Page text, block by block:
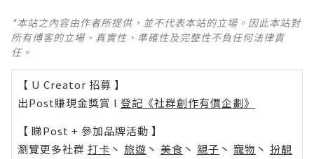
*本站之內容由作者所提供，並不代表本站的立場。因此本站對
所有博客的立場、真實性、準確性及完整性不負任何法律責
任。
【 U Creator 招募 】
出Post賺現金獎賞 l 登記《社群創作有價企劃》
【 睇Post + 參加品牌活動 】
瀏覽更多社群 打卡 丶 旅遊 丶 美食 丶 親子 丶 寵物 丶 扮靚